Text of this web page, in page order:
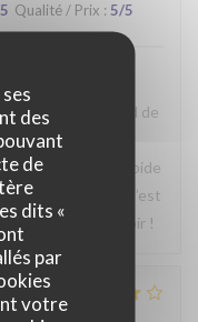
des
de
dits «
par
votre
Qualité / Prix : 5/5
famille. Ce fut
découvrir le Nord de
repas était
le service était rapide
et accueillant. C’est
de vous revoir !